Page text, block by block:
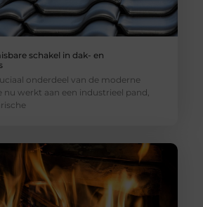
schakel in dak- en
onderdeel van de moderne
nu werkt aan een industrieel pand,